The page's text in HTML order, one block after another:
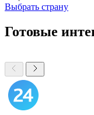
Выбрать страну
Готовые